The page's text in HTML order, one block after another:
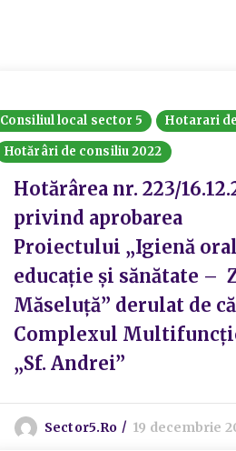
Consiliul local sector 5
Hotarari
Hotărâri de consiliu 2022
Hotărârea nr. 223/
privind aprobarea
Proiectului „Igienă
educație și sănătate –
Măseluță” derulat de
Complexul
„Sf. Andrei”
Sector5.ro 19 decembrie